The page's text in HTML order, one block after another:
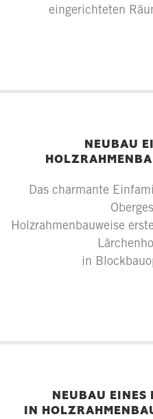
eingerichteten
NEUBAU
Das charmante
Holzrahmenbauweise
in
NEUBAU EINES
IN